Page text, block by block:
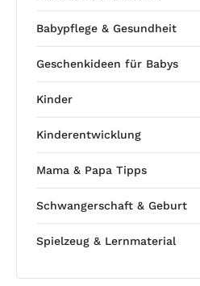
Babypflege & Gesundheit
Geschenkideen für Babys
Kinder
Kinderentwicklung
Mama & Papa Tipps
Schwangerschaft & Geburt
Spielzeug & Lernmaterial